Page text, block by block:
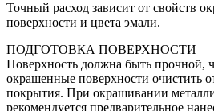
Точный расход зависит от свойств
поверхности и цвета эмали.
ПОДГОТОВКА ПОВЕРХНОСТИ
Поверхность должна быть прочной,
окрашенные поверхности очистить
покрытия. При окрашивании
рекомендуется предварительное